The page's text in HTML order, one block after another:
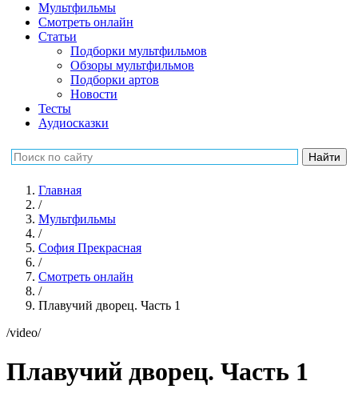
Мультфильмы
Смотреть онлайн
Статьи
Подборки мультфильмов
Обзоры мультфильмов
Подборки артов
Новости
Тесты
Аудиосказки
Главная
/
Мультфильмы
/
София Прекрасная
/
Смотреть онлайн
/
Плавучий дворец. Часть 1
/video/
Плавучий дворец. Часть 1